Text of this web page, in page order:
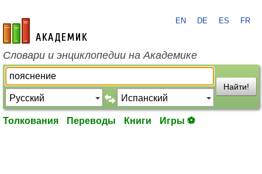
academic.ru
EN DE ES FR
Словари и энциклопедии на Академике
Найти!
Толкования Переводы Книги Игры ⚽